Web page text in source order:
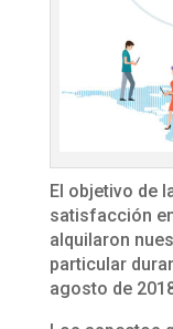
El objetivo de
satisfacción
alquilaron
particular
agosto de